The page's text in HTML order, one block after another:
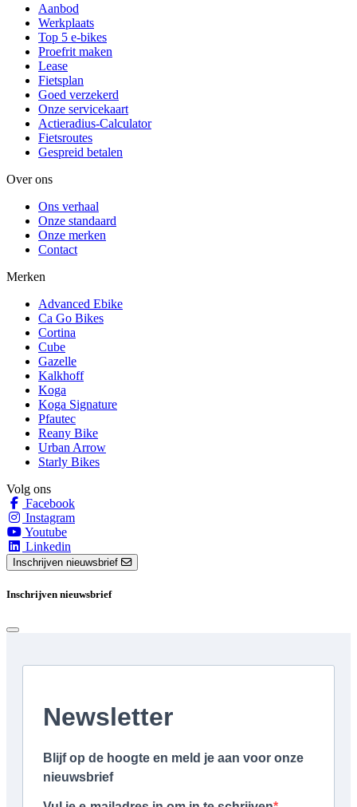
Aanbod
Werkplaats
Top 5 e-bikes
Proefrit maken
Lease
Fietsplan
Goed verzekerd
Onze servicekaart
Actieradius-Calculator
Fietsroutes
Gespreid betalen
Over ons
Ons verhaal
Onze standaard
Onze merken
Contact
Merken
Advanced Ebike
Ca Go Bikes
Cortina
Cube
Gazelle
Kalkhoff
Koga
Koga Signature
Pfautec
Reany Bike
Urban Arrow
Starly Bikes
Volg ons
Facebook
Instagram
Youtube
Linkedin
Inschrijven nieuwsbrief
Inschrijven nieuwsbrief